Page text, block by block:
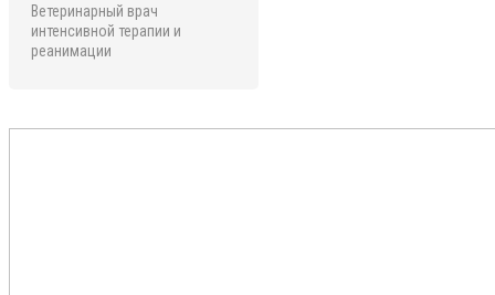
Ветеринарный врач
интенсивной терапии и
реанимации